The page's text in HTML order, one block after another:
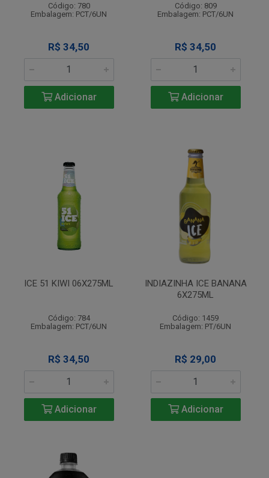
Código: 780
Embalagem: PCT/6UN
R$ 34,50
Adicionar
Código: 809
Embalagem: PCT/6UN
R$ 34,50
Adicionar
ICE 51 KIWI 06X275ML
Código: 784
Embalagem: PCT/6UN
R$ 34,50
Adicionar
INDIAZINHA ICE BANANA
6X275ML
Código: 1459
Embalagem: PT/6UN
R$ 29,00
Adicionar